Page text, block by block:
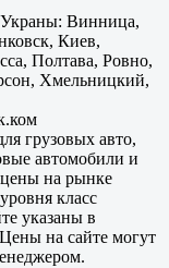
Украны: Винница,
Киев,
Полтава, Ровно,
Хмельницкий,
грузовых авто,
автомобили и
на рынке
класс
указаны в
на сайте могут